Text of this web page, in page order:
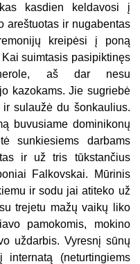
kasdien keldavosi į
areštuotas ir nugabentas
kreipėsi į poną
Kai suimtasis pasipiktinęs
aš dar nesu
kazokams. Jie sugriebė
sulaužė du šonkaulius.
buvusiame dominikonų
sunkiesiems darbams
ir už tris tūkstančius
Falkovskai. Mūrinis
ir sodu jai atiteko už
trejetu mažų vaikų liko
pamokomis, mokino
uždarbis. Vyresnį sūnų
(neturtingiems